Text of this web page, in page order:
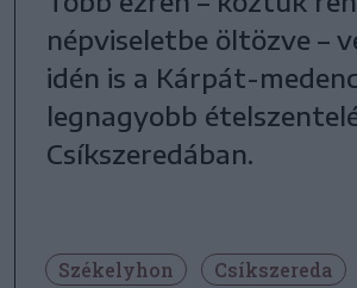
népviseletbe öltözve –
idén is a Kárpát-
legnagyobb
Csíkszeredában.
Székelyhon Csíkszereda